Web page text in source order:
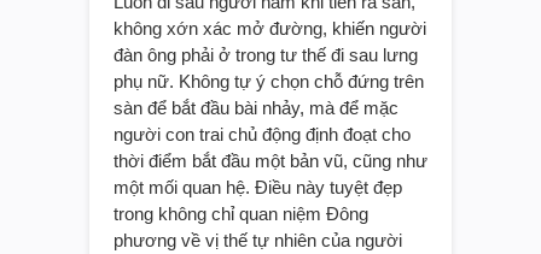
không xớn xác mở đường, khiến người
đàn ông phải ở trong tư thế đi sau lưng
phụ nữ. Không tự ý chọn chỗ đứng trên
sàn để bắt đầu bài nhảy, mà để mặc
người con trai chủ động định đoạt cho
thời điểm bắt đầu một bản vũ, cũng như
một mối quan hệ. Điều này tuyệt đẹp
trong không chỉ quan niệm Đông
phương về vị thế tự nhiên của người